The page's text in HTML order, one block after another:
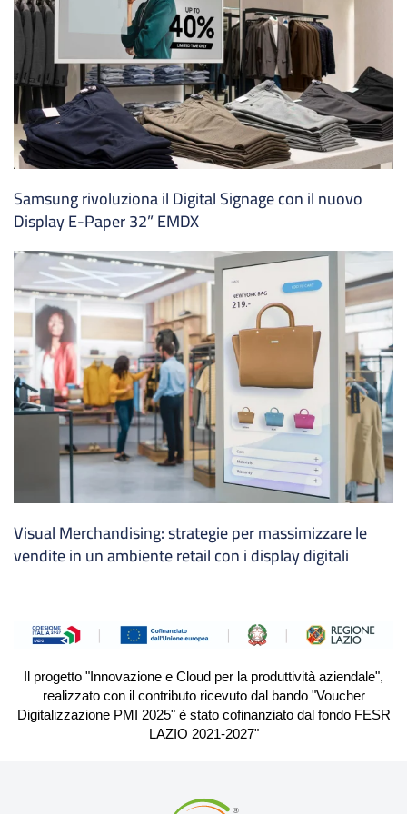
Samsung rivoluziona il Digital Signage con il nuovo
Display E-Paper 32” EMDX
Visual Merchandising: strategie per massimizzare le
vendite in un ambiente retail con i display digitali
Il progetto "Innovazione e Cloud per la produttività aziendale",
realizzato con il contributo ricevuto dal bando "Voucher
Digitalizzazione PMI 2025" è stato cofinanziato dal fondo FESR
LAZIO 2021-2027"